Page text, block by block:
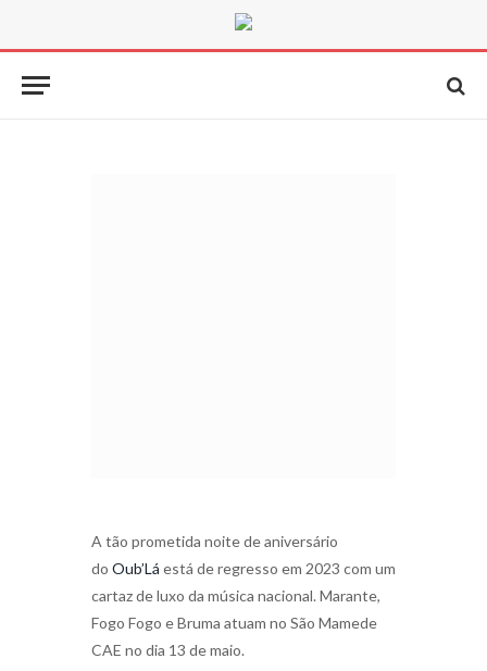
A tão prometida noite de aniversário
do Oub’Lá está de regresso em 2023 com um
cartaz de luxo da música nacional. Marante,
Fogo Fogo e Bruma atuam no São Mamede
CAE no dia 13 de maio.